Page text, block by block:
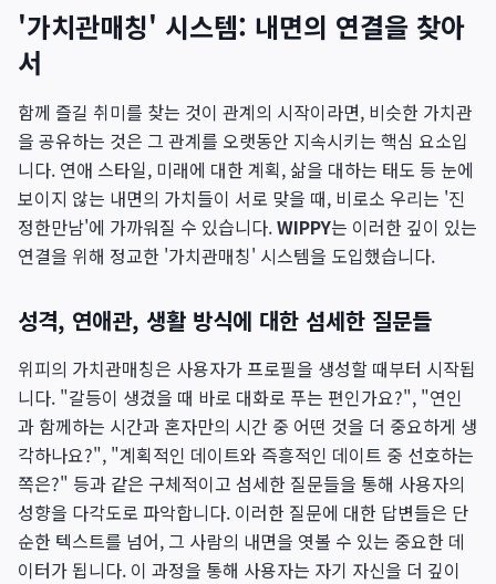
'가치관매칭' 시스템: 내면의 연결을 찾아
서
함께 즐길 취미를 찾는 것이 관계의 시작이라면, 비슷한 가치관
을 공유하는 것은 그 관계를 오랫동안 지속시키는 핵심 요소입
니다. 연애 스타일, 미래에 대한 계획, 삶을 대하는 태도 등 눈에
보이지 않는 내면의 가치들이 서로 맞을 때, 비로소 우리는 '진
정한만남'에 가까워질 수 있습니다.WIPPY는 이러한 깊이 있는
연결을 위해 정교한 '가치관매칭' 시스템을 도입했습니다.
성격, 연애관, 생활 방식에 대한 섬세한 질문들
위피의 가치관매칭은 사용자가 프로필을 생성할 때부터 시작됩
니다. "갈등이 생겼을 때 바로 대화로 푸는 편인가요?", "연인
과 함께하는 시간과 혼자만의 시간 중 어떤 것을 더 중요하게 생
각하나요?", "계획적인 데이트와 즉흥적인 데이트 중 선호하는
쪽은?" 등과 같은 구체적이고 섬세한 질문들을 통해 사용자의
성향을 다각도로 파악합니다. 이러한 질문에 대한 답변들은 단
순한 텍스트를 넘어, 그 사람의 내면을 엿볼 수 있는 중요한 데
이터가 됩니다. 이 과정을 통해 사용자는 자기 자신을 더 깊이